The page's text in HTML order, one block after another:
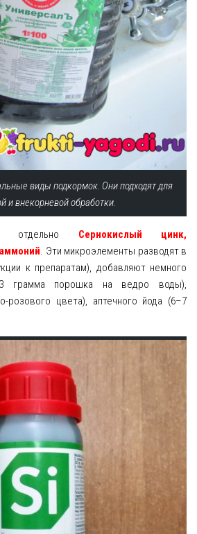
виды подкормок. Они подходят для
и внекорневой обработки.
отдельно Сернокислый цинк,
. Эти микроэлементы разводят в
к препаратам), добавляют немного
грамма порошка на ведро воды),
розового цвета), аптечного йода (6–7